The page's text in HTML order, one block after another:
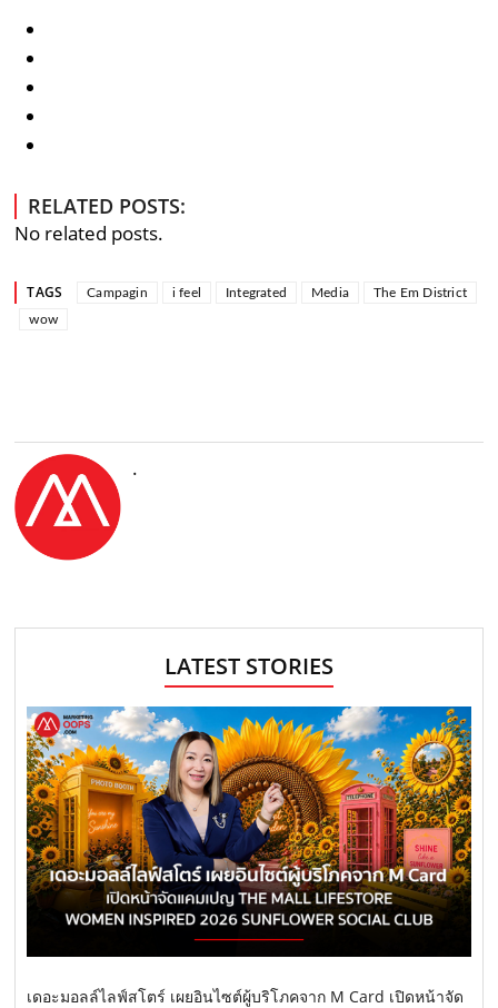
RELATED POSTS:
No related posts.
TAGS Campagin i feel Integrated Media
The Em District
wow
.
LATEST STORIES
เดอะมอลล์ไลฟ์สโตร์ เผยอินไซต์ผู้บริโภคจาก M Card เปิดหน้าจัด